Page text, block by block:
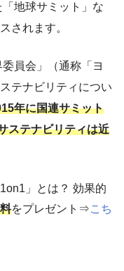
地球サミット」な
されます。
員会」（通称「ヨ
テナビリティについ
年に国連サミット
ステナビリティは近
」とは？ 効果的
をプレゼント⇒こち